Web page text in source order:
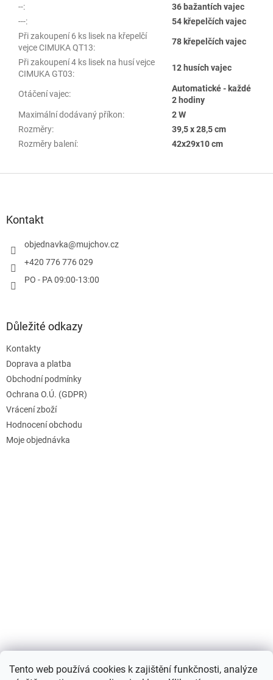
Tento web používá cookies k zajištění funkčnosti, analýze
--:
36 bažantích vajec
---:
54 křepelčích vajec
Při zakoupení 6 ks lisek na křepelčí
vejce CIMUKA QT13:
78 křepelčích vajec
Při zakoupení 4 ks lisek na husí vejce
CIMUKA GT03:
12 husích vajec
Otáčení vajec:
Automatické - každé
2 hodiny
Maximální dodávaný příkon:
2 W
Rozměry:
39,5 x 28,5 cm
Rozměry balení: 42x29x10 cm
Kontakt
objednavka@mujchov.cz
+420 776 776 029
PO - PA 09:00-13:00
Důležité odkazy
Kontakty
Doprava a platba
Obchodní podmínky
Ochrana O.Ú. (GDPR)
Vrácení zboží
Hodnocení obchodu
Moje objednávka